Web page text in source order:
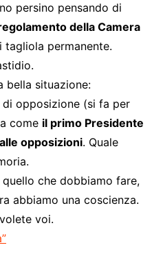
persino pensando di
della Camera
tagliola permanente.
bella situazione:
opposizione (si fa per
come il primo Presidente
opposizioni. Quale
che dobbiamo fare,
abbiamo una coscienza.
voi.